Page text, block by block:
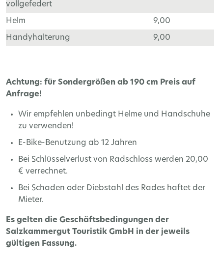
vollgefedert
Helm 9,00
Handyhalterung 9,00
Achtung: für Sondergrößen ab 190 cm Preis auf
Anfrage!
Wir empfehlen unbedingt Helme und Handschuhe
zu verwenden!
E-Bike-Benutzung ab 12 Jahren
Bei Schlüsselverlust von Radschloss werden 20,00
€ verrechnet.
Bei Schaden oder Diebstahl des Rades haftet der
Mieter.
Es gelten die Geschäftsbedingungen der
Salzkammergut Touristik GmbH in der jeweils
gültigen Fassung.